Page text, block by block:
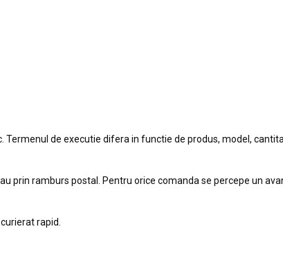
de executie difera in functie de produs, model,
prin ramburs postal. Pentru orice comanda se percepe un
rapid.